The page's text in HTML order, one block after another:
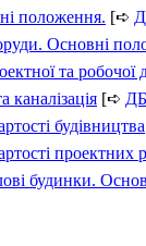
положення. [➪
Основні
та робочої
[➪
будівництва
проектних
будинки.